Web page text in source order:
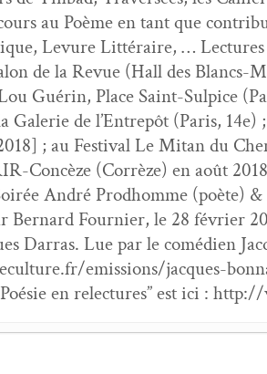
au Poème en tant que
Lev­ure Lit­téraire, … Lec­tures
de la Revue (Hall des
Guérin, Place Saint-Sulpice
Galerie de l’Entrepôt (Paris,
; au Fes­ti­val Le Mitan du
Con­cèze (Cor­rèze) en août
André Prod­homme (poète)
Bernard Fournier, le 28 févri­er
Dar­ras. Lue par le comé­di­en
emissions/jacques-
en relec­tures” est ici :